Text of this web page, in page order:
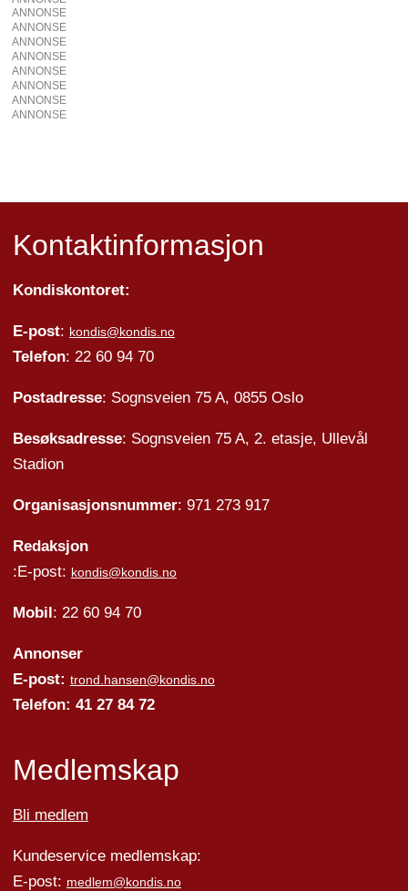
ANNONSE
ANNONSE
ANNONSE
ANNONSE
ANNONSE
ANNONSE
ANNONSE
ANNONSE
Kontaktinformasjon
Kondiskontoret:
E-post: kondis@kondis.no
Telefon: 22 60 94 70
Postadresse: Sognsveien 75 A, 0855 Oslo
Besøksadresse: Sognsveien 75 A, 2. etasje, Ullevål
Stadion
Organisasjonsnummer: 971 273 917
Redaksjon
:E-post: kondis@kondis.no
Mobil: 22 60 94 70
Annonser
E-post: trond.hansen@kondis.no
Telefon: 41 27 84 72
Medlemskap
Bli medlem
Kundeservice medlemskap:
E-post: medlem@kondis.no